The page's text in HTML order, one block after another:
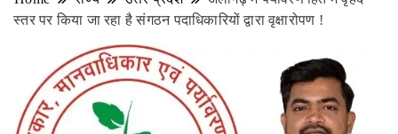
स्तर पर किया जा रहा है संगठन पदाधिकारियों द्वारा वृक्षारोपण !